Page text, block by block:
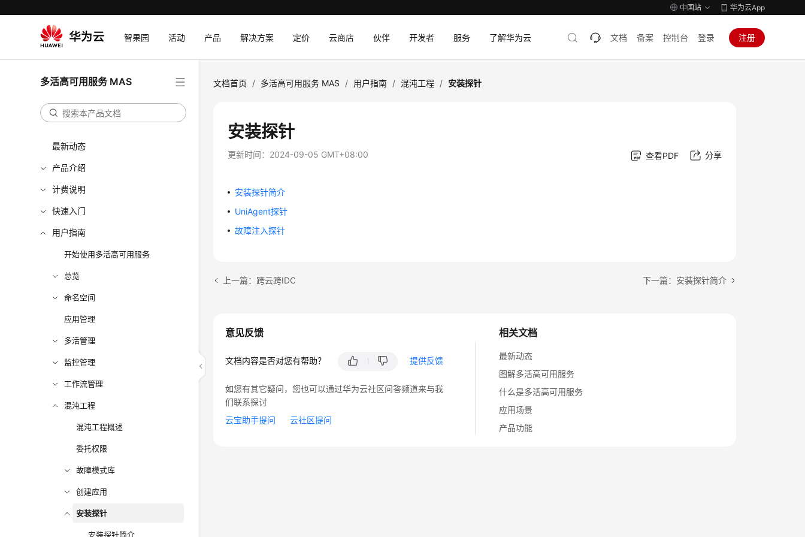
中国站 华为云App
智果园 活动 产品 解决方案 定价 云商店 伙伴 开发者 服务 了解华为云 文档 备案 控制台 登录 注册
多活高可用服务 MAS
最新动态
产品介绍
计费说明
快速入门
用户指南
开始使用多活高可用服务
总览
命名空间
应用管理
多活管理
监控管理
工作流管理
混沌工程
混沌工程概述
委托权限
故障模式库
创建应用
安装探针
安装探针简介
文档首页 / 多活高可用服务 MAS / 用户指南 / 混沌工程 / 安装探针
安装探针
更新时间： 2024-09-05 GMT+08:00 查看PDF 分享
安装探针简介
UniAgent探针
故障注入探针
上一篇：跨云跨IDC 下一篇：安装探针简介
相关文档
最新动态
图解多活高可用服务
什么是多活高可用服务
应用场景
产品功能
意见反馈
文档内容是否对您有帮助？ 提供反馈
如您有其它疑问，您也可以通过华为云社区问答频道来与我
们联系探讨
云宝助手提问
云社区提问